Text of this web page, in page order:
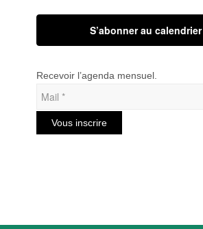
S’abonner au calendrier
Recevoir l’agenda mensuel.